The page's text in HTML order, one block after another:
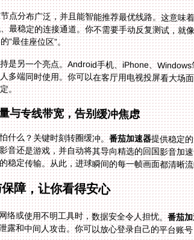
点分布广泛，并且能智能推荐最优线路。这意味
最稳定的连接通道。你不需要手动反复测试，就
“最佳座位区”。
是另一个亮点。Android手机、iPhone、
多端同时使用。你可以在客厅用电视投屏看大场
。
与专线带宽，告别缓冲焦虑
什么？关键时刻转圈缓冲。番茄加速器提供稳定
用于观看影音还是
稳定传输。从此，进球瞬间的每一帧画面都清晰
障，让你看得安心
络或使用不明工具时，数据安全令人担忧。番茄
露和中间人攻击。你可以放心登录自己的平台账